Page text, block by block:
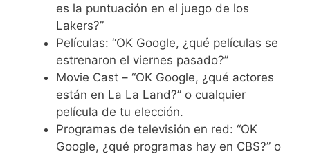
es la puntuación en el juego de los
Lakers?”
Películas: “OK Google, ¿qué películas se
estrenaron el viernes pasado?”
Movie Cast – “OK Google, ¿qué actores
están en La La Land?” o cualquier
película de tu elección.
Programas de televisión en red: “OK
Google, ¿qué programas hay en CBS?” o